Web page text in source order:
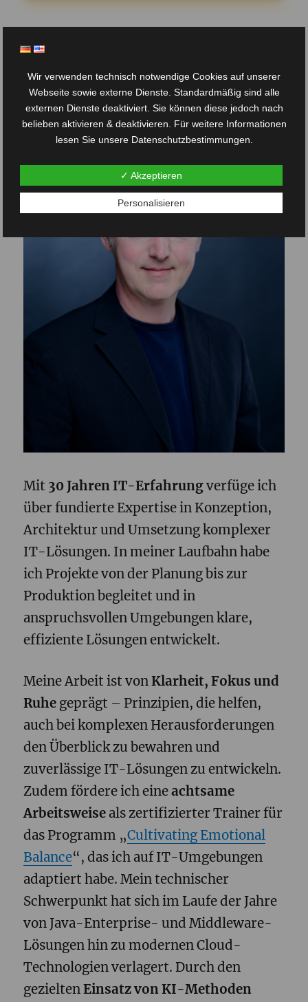
„Künstliche Intelligenz wird entweder
das Beste oder das Schlimmste sein,
was der Menschheit je passiert ist.“ –
Stephen Hawking(1942-2018)
Mit 30 Jahren IT-Erfahrungverfüge ich
über fundierte Expertise in Konzeption,
Architektur und Umsetzung komplexer
IT-Lösungen. In meiner Laufbahn habe
ich Projekte von der Planung bis zur
Produktion begleitet und in
anspruchsvollen Umgebungen klare,
effiziente Lösungen entwickelt.
Meine Arbeit ist vonKlarheit, Fokus und
Ruhe geprägt – Prinzipien, die helfen,
auch bei komplexen Herausforderungen
den Überblick zu bewahren und
zuverlässige IT-Lösungen zu entwickeln.
Zudem fördere ich eineachtsame
Arbeitsweise als zertifizierter Trainer für
das Programm „Cultivating Emotional
Balance“, das ich auf IT-Umgebungen
adaptiert habe. Mein technischer
Schwerpunkt hat sich im Laufe der Jahre
von Java-Enterprise- und Middleware-
Lösungen hin zu modernen Cloud-
Technologien verlagert. Durch den
gezieltenEinsatz von KI-Methoden
Wir verwenden technisch notwendige Cookies auf unserer
Webseite sowie externe Dienste. Standardmäßig sind alle
externen Dienste deaktiviert. Sie können diese jedoch nach
belieben aktivieren & deaktivieren. Für weitere Informationen
lesen Sie unsere Datenschutzbestimmungen.
✓ Akzeptieren
Personalisieren